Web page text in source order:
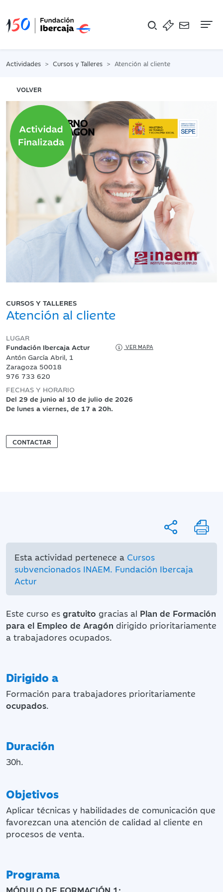
Actividades Cursos y Talleres Atención al cliente
VOLVER
CURSOS Y TALLERES
Atención al cliente
LUGAR
Fundación Ibercaja Actur
VER MAPA
Antón García Abril, 1
Zaragoza 50018
976 733 620
FECHAS Y HORARIO
Del 29 de junio al 10 de julio de 2026
De lunes a viernes, de 17 a 20h.
CONTACTAR
Esta actividad pertenece a Cursos
subvencionados INAEM. Fundación Ibercaja
Actur
Este curso es gratuito gracias al Plan de Formación
para el Empleo de Aragón dirigido prioritariamente
a trabajadores ocupados.
Dirigido a
Formación para trabajadores prioritariamente
ocupados.
Duración
30h.
Objetivos
Aplicar técnicas y habilidades de comunicación que
favorezcan una atención de calidad al cliente en
procesos de venta.
Programa